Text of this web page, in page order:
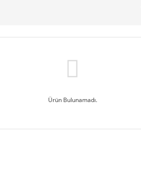
Ürün Bulunamadı.